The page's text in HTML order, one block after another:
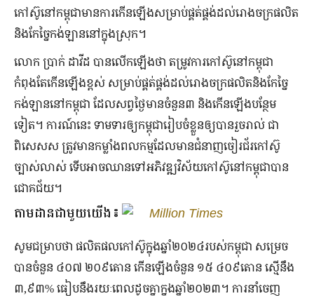
កៅស៊ូនៅកម្ពុជាមានការកើនឡើងសម្រាប់ផ្គត់ផ្គង់ដល់រោងចក្រផលិត
និងកែច្នៃកង់ឡាននៅក្នុងស្រុក។
លោក ប្រាក់ ដាវីដ បានលើកឡើងថា តម្រូវការកៅស៊ូនៅកម្ពុជា
កំពុងតែកើនឡើងខ្ពស់ សម្រាប់ផ្គត់ផ្គង់ដល់រោងចក្រផលិតនិងកែច្នៃ
កង់ឡាននៅកម្ពុជា ដែលសព្វថ្ងៃមានចំនួន៣ និងកើនឡើងបន្ថែម
ទៀត។ ការណ៍នេះ ទាមទារឲ្យកម្ពុជារៀបចំខ្លួនឲ្យបានរួចរាល់ ជា
ពិសេសស ត្រូវមានកម្លាំងពលកម្មដែលមានជំនាញចៀរជ័រកៅស៊ូ
ច្បាស់លាស់ ទើបអាចឈានទៅអភិវឌ្ឍវិស័យកៅស៊ូនៅកម្ពុជាបាន
ជោគជ័យ។
តាមដានជាមួយយើង៖ Million Times
សូមជម្រាបថា ផលិតផលកៅស៊ូក្នុងឆ្នាំ២០២៤របស់កម្ពុជា សម្រេច
បានចំនួន ៤០៧ ២០៩តោន កើនឡើងចំនួន ១៥ ៤០៩តោន ស្មើនឹង
៣,៩៣% ធៀបនឹងរយៈពេលដូចគ្នាក្នុងឆ្នាំ២០២៣។ ការនាំចេញ